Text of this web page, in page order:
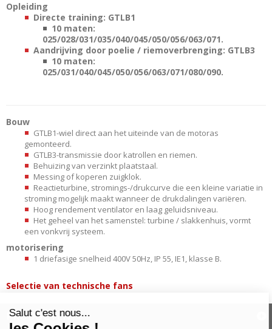
Opleiding
Directe training: GTLB1
10 maten:
025/028/031/035/040/045/050/056/063/071.
Aandrijving door poelie / riemoverbrenging: GTLB3
10 maten:
025/031/040/045/050/056/063/071/080/090.
Bouw
GTLB1-wiel direct aan het uiteinde van de motoras
gemonteerd.
GTLB3-transmissie door katrollen en riemen.
Behuizing van verzinkt plaatstaal.
Messing of koperen zuigklok.
Reactieturbine, stromings-/drukcurve die een kleine variatie in
stroming mogelijk maakt wanneer de drukdalingen variëren.
Hoog rendement ventilator en laag geluidsniveau.
Het geheel van het samenstel: turbine / slakkenhuis, vormt
een vonkvrij systeem.
motorisering
1 driefasige snelheid 400V 50Hz, IP 55, IE1, klasse B.
Selectie van technische fans
PRODUCTEN